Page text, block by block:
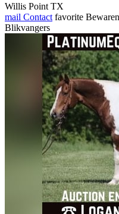
Willis Point TX
mail Contact favorite Bewaren
Blikvangers